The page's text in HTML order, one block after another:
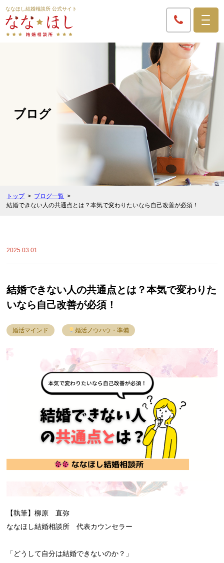
ななほし結婚相談所 公式サイト
ブログ
トップ
ブログ一覧
結婚できない人の共通点とは？本気で変わりたいなら自己改善が必須！
2025.03.01
結婚できない人の共通点とは？本気で変わりた
いなら自己改善が必須！
婚活マインド 婚活ノウハウ・準備
【執筆】柳原 直弥
ななほし結婚相談所 代表カウンセラー
「どうして自分は結婚できないのか？」